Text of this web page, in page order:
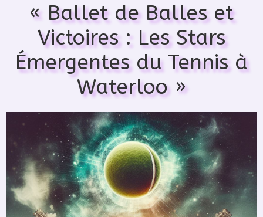
« Ballet de Balles et
Victoires : Les Stars
Émergentes du Tennis à
Waterloo »